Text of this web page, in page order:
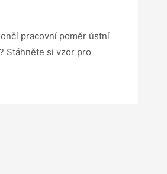
pracovní poměr ústní
Stáhněte si vzor pro